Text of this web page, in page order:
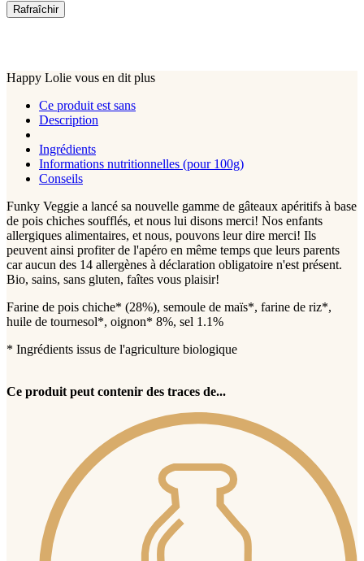
Happy Lolie vous en dit plus
Ce produit est sans
Description
Ingrédients
Informations nutritionnelles (pour 100g)
Conseils
Funky Veggie a lancé sa nouvelle gamme de gâteaux apéritifs à base
de pois chiches soufflés, et nous lui disons merci! Nos enfants
allergiques alimentaires, et nous, pouvons leur dire merci! Ils
peuvent ainsi profiter de l'apéro en même temps que leurs parents
car aucun des 14 allergènes à déclaration obligatoire n'est présent.
Bio, sains, sans gluten, faîtes vous plaisir!
Farine de pois chiche* (28%), semoule de maïs*, farine de riz*,
huile de tournesol*, oignon* 8%, sel 1.1%
* Ingrédients issus de l'agriculture biologique
Ce produit peut contenir des traces de...